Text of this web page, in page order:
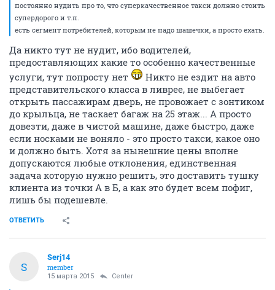
постоянно нудить про то, что суперкачественное такси должно стоить
супердорого и т.п.
есть сегмент потребителей, которым не надо шашечки, а просто ехать.
Да никто тут не нудит, ибо водителей,
предоставляющих какие то особенно качественные
услуги, тут попросту нет
Никто не ездит на авто
представительского класса в ливрее, не выбегает
открыть пассажирам дверь, не провожает с зонтиком
до крыльца, не таскает багаж на 25 этаж... А просто
довезти, даже в чистой машине, даже быстро, даже
если носками не воняло - это просто такси, какое оно
и должно быть. Хотя за нынешние цены вполне
допускаются любые отклонения, единственная
задача которую нужно решить, это доставить тушку
клиента из точки А в Б, а как это будет всем пофиг,
лишь бы подешевле.
ОТВЕТИТЬ
S
Serj14
member
15 марта 2015 Center